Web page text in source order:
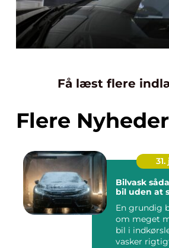
Få læst flere
Flere Nyheder
Bilvask sådan får du en ren
bil uden at
En grundig
om meget
bil i
vasker